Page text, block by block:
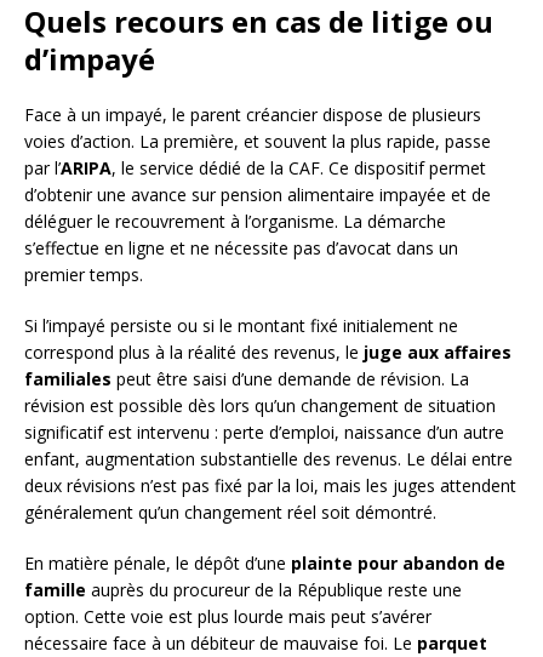
Quels recours en cas de litige ou
d’impayé
Face à un impayé, le parent créancier dispose de plusieurs
voies d’action. La première, et souvent la plus rapide, passe
par l’ARIPA, le service dédié de la CAF. Ce dispositif permet
d’obtenir une avance sur pension alimentaire impayée et de
déléguer le recouvrement à l’organisme. La démarche
s’effectue en ligne et ne nécessite pas d’avocat dans un
premier temps.
Si l’impayé persiste ou si le montant fixé initialement ne
correspond plus à la réalité des revenus, le juge aux affaires
familiales peut être saisi d’une demande de révision. La
révision est possible dès lors qu’un changement de situation
significatif est intervenu : perte d’emploi, naissance d’un autre
enfant, augmentation substantielle des revenus. Le délai entre
deux révisions n’est pas fixé par la loi, mais les juges attendent
généralement qu’un changement réel soit démontré.
En matière pénale, le dépôt d’une plainte pour abandon de
famille auprès du procureur de la République reste une
option. Cette voie est plus lourde mais peut s’avérer
nécessaire face à un débiteur de mauvaise foi. Le parquet